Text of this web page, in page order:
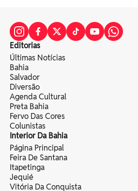
Editorias
Últimas Notícias
Bahia
Salvador
Diversão
Agenda Cultural
Preta Bahia
Fervo Das Cores
Colunistas
Interior Da Bahia
Página Principal
Feira De Santana
Itapetinga
Jequié
Vitória Da Conquista